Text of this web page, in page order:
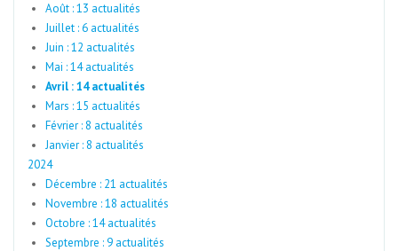
Août : 13 actualités
Juillet : 6 actualités
Juin : 12 actualités
Mai : 14 actualités
Avril : 14 actualités
Mars : 15 actualités
Février : 8 actualités
Janvier : 8 actualités
2024
Décembre : 21 actualités
Novembre : 18 actualités
Octobre : 14 actualités
Septembre : 9 actualités